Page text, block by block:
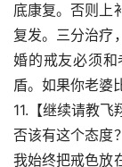
底康复。否则上
复发。三分治疗
婚的戒友必须
盾。如果你老婆
11.【继续请教
否该有这个态度
我始终把戒色放